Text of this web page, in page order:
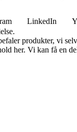
LinkedIn
produkter, vi
her. Vi kan få en